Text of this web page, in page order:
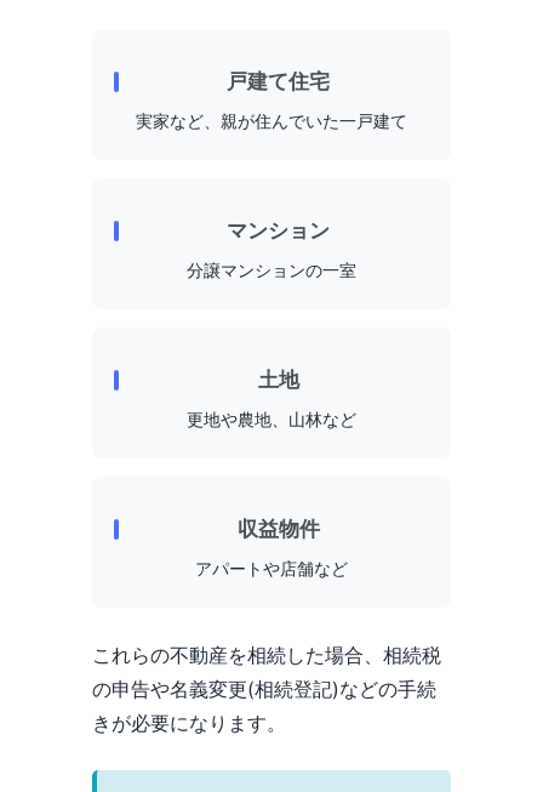
戸建て住宅
実家など、親が住んでいた一戸建て
マンション
分譲マンションの一室
土地
更地や農地、山林など
収益物件
アパートや店舗など
これらの不動産を相続した場合、相続税
の申告や名義変更(相続登記)などの手続
きが必要になります。